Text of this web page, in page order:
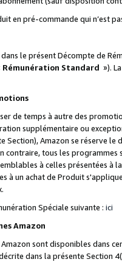
en pré-commande qui n’est
le présent Décompte de
Rémunération Standard »).
de temps à autre des
supplémentaire ou
Section), Amazon se réserve
contraire, tous les
à celles présentées à
à un achat de Produit
Spéciale suivante : ici
Amazon
sont disponibles dans
dans la présente Section